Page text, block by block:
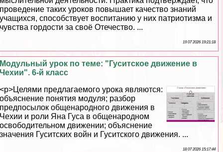
проведение таких уроков повышает качество знаний
учащихся, способствует воспитанию у них патриотизма и
чувства гордости за своё Отечество. ...
19 07 2026 19:21:18
Модульный урок по теме: "Гуситское движение в
Чехии". 6-й класс
<p>Целями предлагаемого урока являются:
объяснение понятия модуля; разбор
предпосылок общенародного движения в
Чехии и роли Яна Гуса в общенародном
освободительном движении; объяснение
значения Гуситских войн и Гуситского движения. ...
18 07 2026 15:17:44